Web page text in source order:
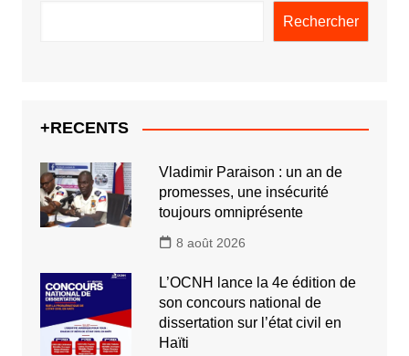
Rechercher
+RECENTS
Vladimir Paraison : un an de
promesses, une insécurité
toujours omniprésente
8 août 2026
L’OCNH lance la 4e édition de
son concours national de
dissertation sur l’état civil en
Haïti